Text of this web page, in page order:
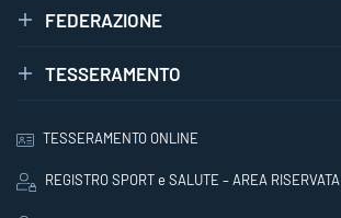
FEDERAZIONE
TESSERAMENTO
TESSERAMENTO ONLINE
REGISTRO SPORT e SALUTE – AREA RISERVATA